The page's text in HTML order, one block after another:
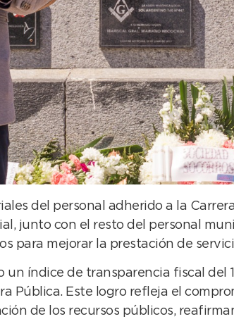
del personal adherido a la
junto con el resto del personal
para mejorar la prestación de
índice de transparencia fiscal del
Pública. Este logro refleja el
de los recursos públicos,